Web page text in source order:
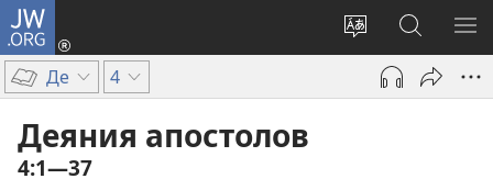
JW.ORG
Изменить
язык
сайта
Войти
(открывается
новом
Поиск
по
jw.org
Де 4
Деяния апостолов
4:1—37